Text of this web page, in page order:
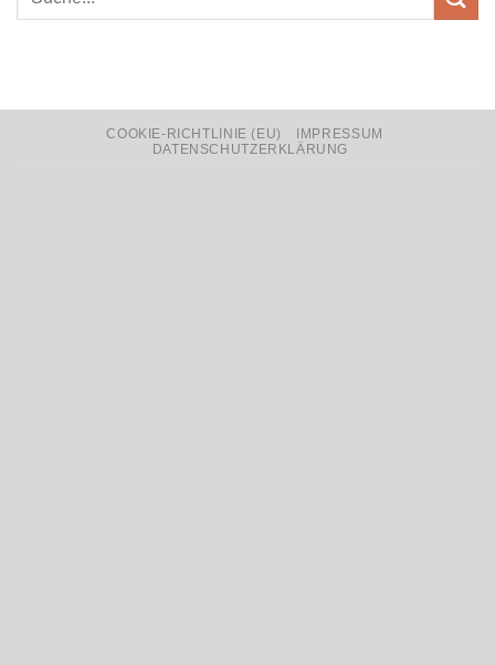
COOKIE-RICHTLINIE (EU)
IMPRESSUM
DATENSCHUTZERKLÄRUNG